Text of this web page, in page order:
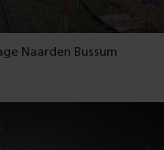
Naarden Bussum